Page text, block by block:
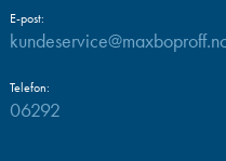
E-post:
Telefon:
06292